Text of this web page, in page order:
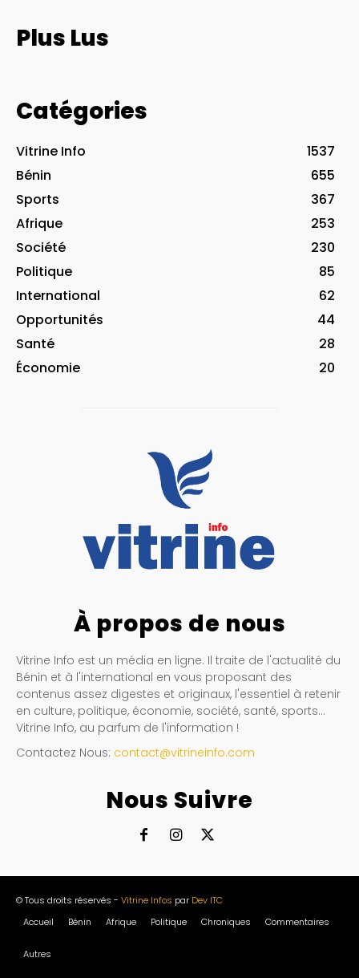
Plus Lus
Catégories
Vitrine Info
1537
Bénin
655
Sports
367
Afrique
253
Société
230
Politique
85
International
62
Opportunités
44
Santé
28
Économie
20
À propos de nous
Vitrine Info est un média en ligne. Il traite de l'actualité du
Bénin et à l'international en vous proposant des
contenus assez digestes et originaux, l'essentiel à retenir
en culture, politique, économie, société, santé, sports…
Vitrine Info, au parfum de l'information !
Contactez Nous: contact@vitrineinfo.com
Nous Suivre
© Tous droits réservés - Vitrine Infos par Dev ITC
Accueil
Bénin Afrique Politique Chroniques Commentaires
Autres